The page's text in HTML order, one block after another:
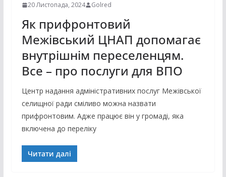
20 Листопада, 2024 Golred
Як прифронтовий
Межівський ЦНАП допомагає
внутрішнім переселенцям.
Все – про послуги для ВПО
Центр надання адміністративних послуг Межівської
селищної ради сміливо можна назвати
прифронтовим. Адже працює він у громаді, яка
включена до переліку
Читати далі